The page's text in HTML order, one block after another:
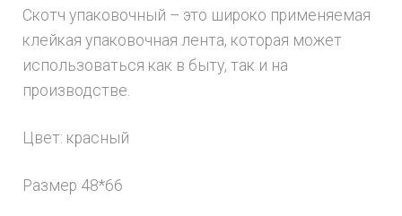
Скотч упаковочный – это широко применяемая
клейкая упаковочная лента, которая может
использоваться как в быту, так и на
производстве.
Цвет: красный
Размер 48*66